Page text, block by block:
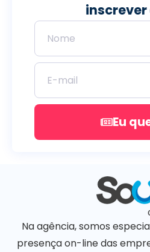
Eu
Na agência, somos
presença on-line das